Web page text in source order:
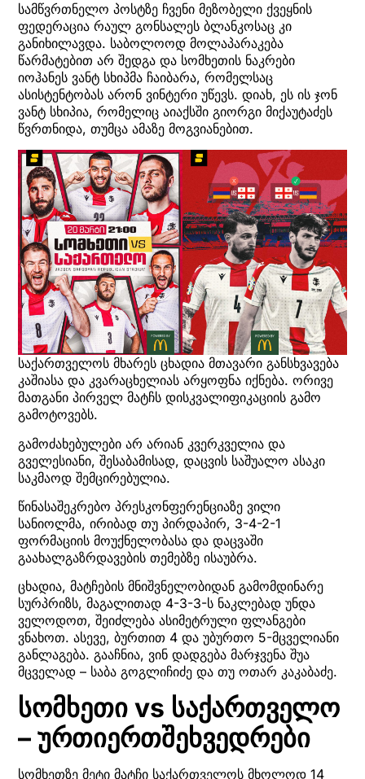
სამწვრთნელო პოსტზე ჩვენი მეზობელი ქვეყნის
ფედერაცია რაულ გონსალეს ბლანკოსაც კი
განიხილავდა. საბოლოოდ მოლაპარაკება
წარმატებით არ შედგა და სომხეთის ნაკრები
იოჰანეს ვანტ სხიპმა ჩაიბარა, რომელსაც
ასისტენტობას არონ ვინტერი უწევს. დიახ, ეს ის ჯონ
ვანტ სხიპია, რომელიც აიაქსში გიორგი მიქაუტაძეს
წვრთნიდა, თუმცა ამაზე მოგვიანებით.
საქართველოს მხარეს ცხადია მთავარი განსხვავება
კაშიასა და კვარაცხელიას არყოფნა იქნება. ორივე
მათგანი პირველ მატჩს დისკვალიფიკაციის გამო
გამოტოვებს.
გამოძახებულები არ არიან კვერკველია და
გველესიანი, შესაბამისად, დაცვის საშუალო ასაკი
საკმაოდ შემცირებულია.
წინასაშეკრებო პრესკონფერენციაზე ვილი
სანიოლმა, ირიბად თუ პირდაპირ, 3-4-2-1
ფორმაციის მოუქნელობასა და დაცვაში
გაახალგაზრდავების თემებზე ისაუბრა.
ცხადია, მატჩების მნიშვნელობიდან გამომდინარე
სურპრიზს, მაგალითად 4-3-3-ს ნაკლებად უნდა
ველოდოთ, შეიძლება ასიმეტრული ფლანგები
ვნახოთ. ასევე, ბურთით 4 და უბურთო 5-მცველიანი
განლაგება. გააჩნია, ვინ დადგება მარჯვენა შუა
მცველად – საბა გოგლიჩიძე და თუ ოთარ კაკაბაძე.
სომხეთი vs საქართველო
– ურთიერთშეხვედრები
სომხეთზე მეტი მატჩი საქართველოს მხოლოდ 14